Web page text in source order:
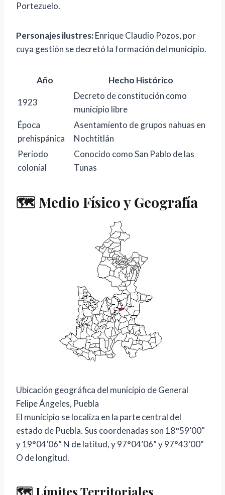
Portezuelo.
Personajes ilustres:Enrique Claudio Pozos, por
cuya gestión se decretó la formación del municipio.
Año Hecho Histórico
1923
Decreto de constitución como
municipio libre
Época
prehispánica
Asentamiento de grupos nahuas en
Nochtitlán
Periodo
colonial
Conocido como San Pablo de las
Tunas
🗺️ Medio Físico y Geografía
Ubicación geográfica del municipio de General
Felipe Ángeles, Puebla
El municipio se localiza en la parte central del
estado de Puebla. Sus coordenadas son 18°59’00”
y 19°04’06” N de latitud, y 97°04’06” y 97°43’00”
O de longitud.
🗺️ Límites Territoriales